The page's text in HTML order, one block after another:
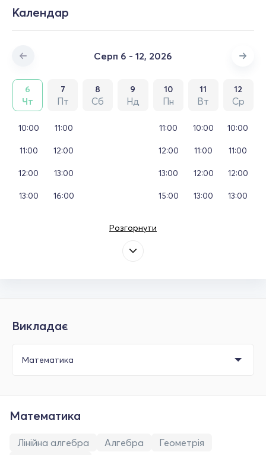
Календар
Серп 6 - 12, 2026
6
Чт
7
Пт
8
Сб
9
Нд
10
Пн
11
Вт
12
Ср
10:00
11:00
12:00
13:00
11:00
12:00
13:00
16:00
11:00
12:00
13:00
15:00
10:00
11:00
12:00
13:00
10:00
11:00
12:00
13:00
Розгорнути
Викладає
Математика
Лінійна алгебра Алгебра
Геометрія